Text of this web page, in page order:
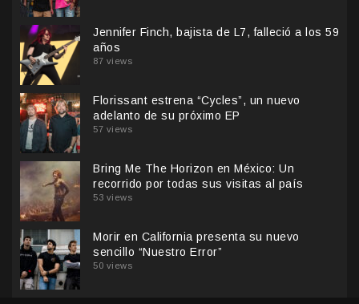
Jennifer Finch, bajista de L7, falleció a los 59
años
87 views
Florissant estrena “Cycles”, un nuevo
adelanto de su próximo EP
57 views
Bring Me The Horizon en México: Un
recorrido por todas sus visitas al país
53 views
Morir en California presenta su nuevo
sencillo “Nuestro Error”
50 views